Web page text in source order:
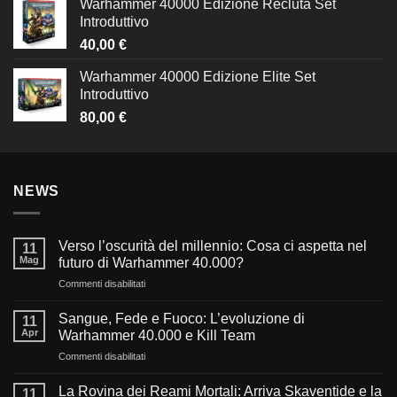
Warhammer 40000 Edizione Recluta Set
Introduttivo
40,00 €
Warhammer 40000 Edizione Elite Set
Introduttivo
80,00 €
NEWS
11
Mag
Verso l’oscurità del millennio: Cosa ci aspetta nel
futuro di Warhammer 40.000?
Commenti disabilitatisu
l’oscurità
del
millennio:
Cosa
aspetta
11
Apr
Sangue, Fede e Fuoco: L’evoluzione di
Warhammer 40.000 e Kill Team
Commenti disabilitatisu
Fede
11 La Rovina dei Reami Mortali: Arriva Skaventide e la